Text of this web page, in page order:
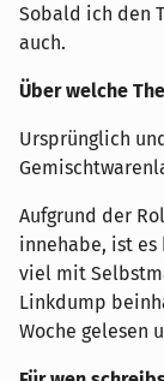
Sobald ich den
auch.
Über welche
Ursprünglich
Aufgrund der
innehabe, ist es
viel mit
Linkdump
Woche gelesen